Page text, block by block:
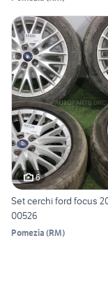
6
Set cerchi ford focus
00526
Pomezia (RM)